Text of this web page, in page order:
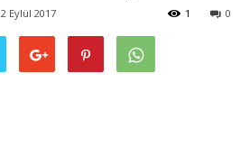
2 Eylül 2017 0
1